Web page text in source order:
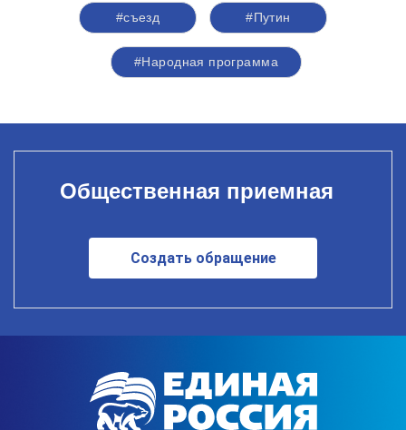
#съезд #Путин
#Народная программа
Общественная приемная
Создать обращение